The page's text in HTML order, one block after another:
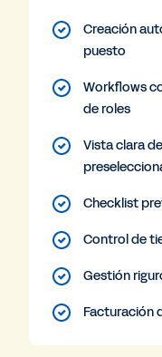
Creación
puesto
Workflows
de roles
Vista clara
Checklist
Control de
Gestión
Facturación